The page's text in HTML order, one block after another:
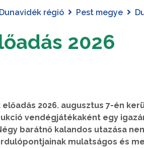
régió Pest megye
2026
2026. augusztus 7-én
vendégjátékaként egy
barátnő kalandos utazása
mulatságos és